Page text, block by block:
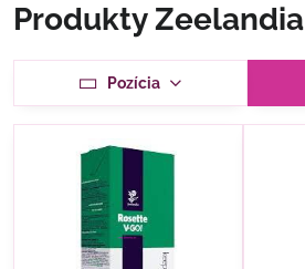
Produkty Zeelandia
Pozícia